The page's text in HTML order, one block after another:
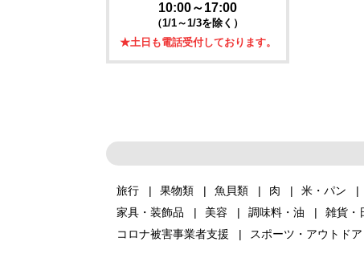
10:00～17:00
（1/1～1/3を除く）
★土日も電話受付しております。
旅行 果物類 魚貝類 肉 米・パン
家具・装飾品
美容 調味料・油 雑貨・
コロナ被害事業者支援
スポーツ・アウトドア